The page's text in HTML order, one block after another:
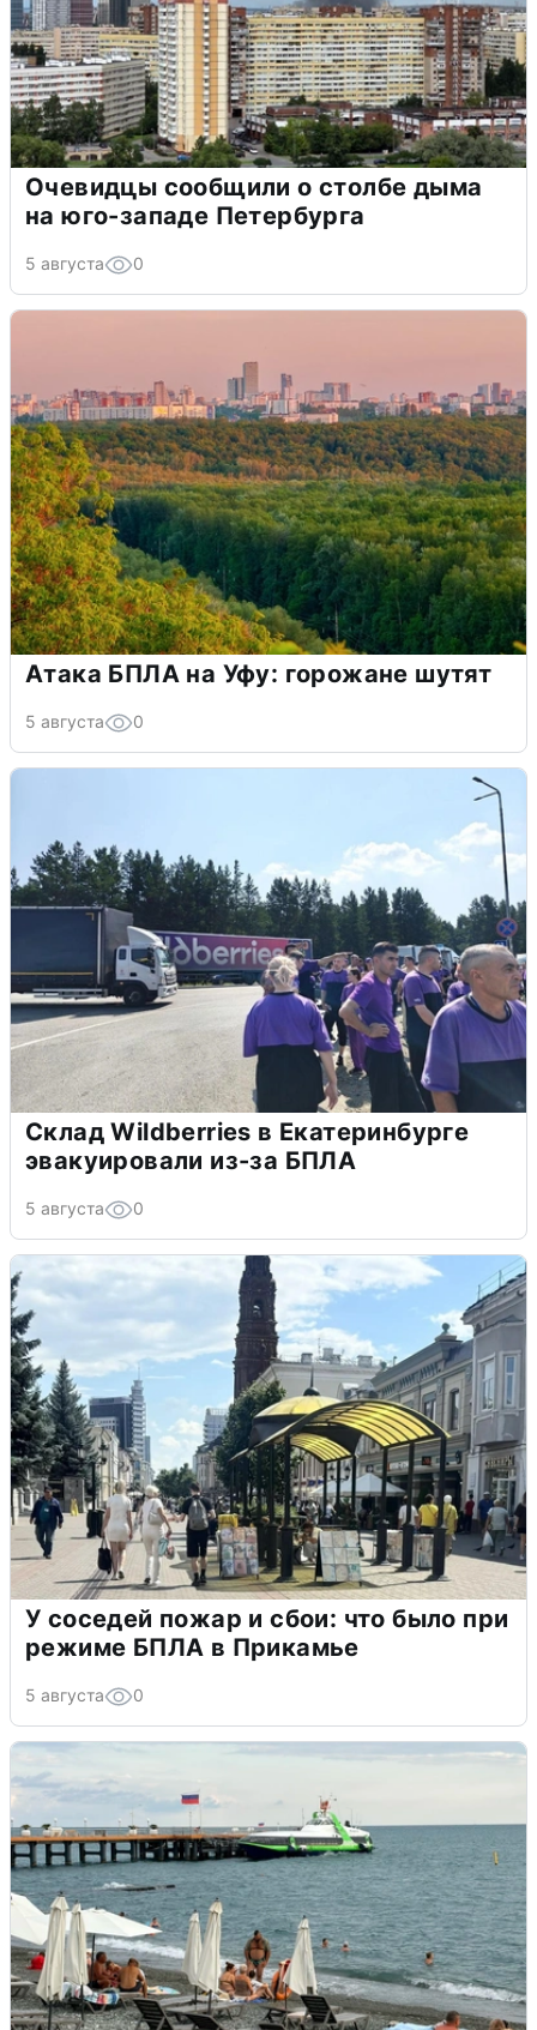
Очевидцы сообщили о столбе дыма
на юго-западе Петербурга
5 августа 0
Атака БПЛА на Уфу: горожане шутят
5 августа 0
Склад Wildberries в Екатеринбурге
эвакуировали из-за БПЛА
5 августа 0
У соседей пожар и сбои: что было при
режиме БПЛА в Прикамье
5 августа 0